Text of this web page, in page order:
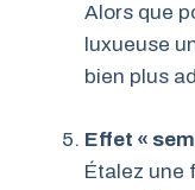
Alors que
luxueuse
bien plus
Effet «
Étalez une